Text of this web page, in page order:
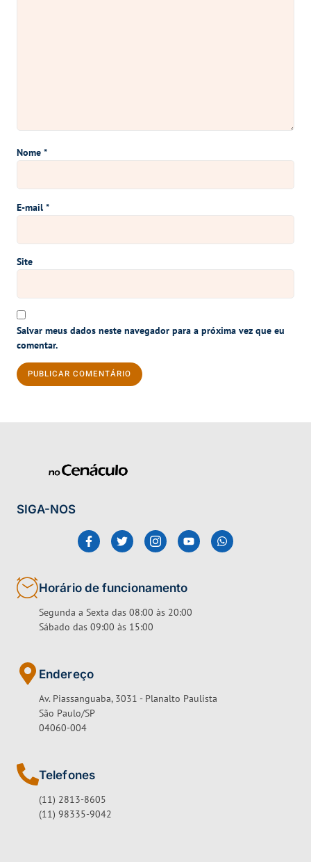
Nome *
E-mail *
Site
Salvar meus dados neste navegador para a próxima vez que eu
comentar.
SIGA-NOS
Horário de funcionamento
Segunda a Sexta das 08:00 às 20:00
Sábado das 09:00 às 15:00
Endereço
Av. Piassanguaba, 3031 - Planalto Paulista
São Paulo/SP
04060-004
Telefones
(11) 2813-8605
(11) 98335-9042